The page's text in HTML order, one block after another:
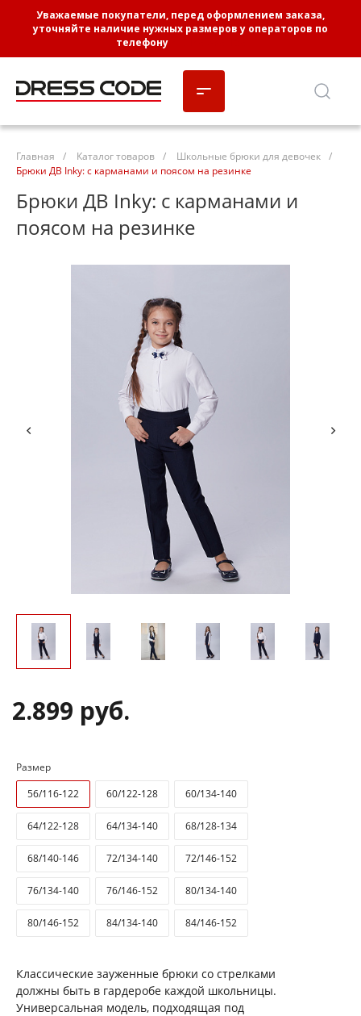
Уважаемые покупатели, перед оформлением заказа,
уточняйте наличие нужных размеров у операторов по
телефону
Главная / Каталог товаров / Школьные брюки для девочек /
Брюки ДВ Inky: с карманами и поясом на резинке
Брюки ДВ Inky: с карманами и
поясом на резинке
2.899 руб.
Размер
56/116-122
60/122-128 60/134-140
64/122-128 64/134-140 68/128-134
68/140-146 72/134-140 72/146-152
76/134-140 76/146-152 80/134-140
80/146-152 84/134-140 84/146-152
Классические зауженные брюки со стрелками
должны быть в гардеробе каждой школьницы.
Универсальная модель, подходящая под